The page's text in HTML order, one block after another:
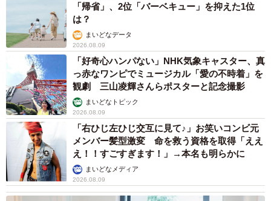
「帰省」、2位「バーベキュー」を抑えた1位
は？
まいどなデータ
2026.08.09
「好奇心ハンパない」NHK気象キャスター、真
っ赤なワンピでミュージカル「愛の不時着」を
観劇 三山凌輝さんらポスターと記念撮影
まいどなトピック
2026.08.09
「右ひじ左ひじ交互に見て♪」お笑いコンビ元
メンバー髪型激変 命を救う資格を取得「ええ
え！！すごすぎます！」→本名も明らかに
まいどなメディア
2026.08.09